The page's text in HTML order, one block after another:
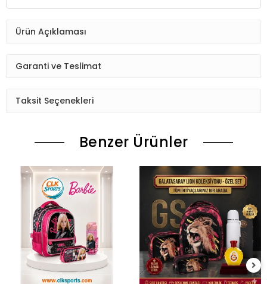
Ürün Açıklaması
Garanti ve Teslimat
Taksit Seçenekleri
Benzer Ürünler